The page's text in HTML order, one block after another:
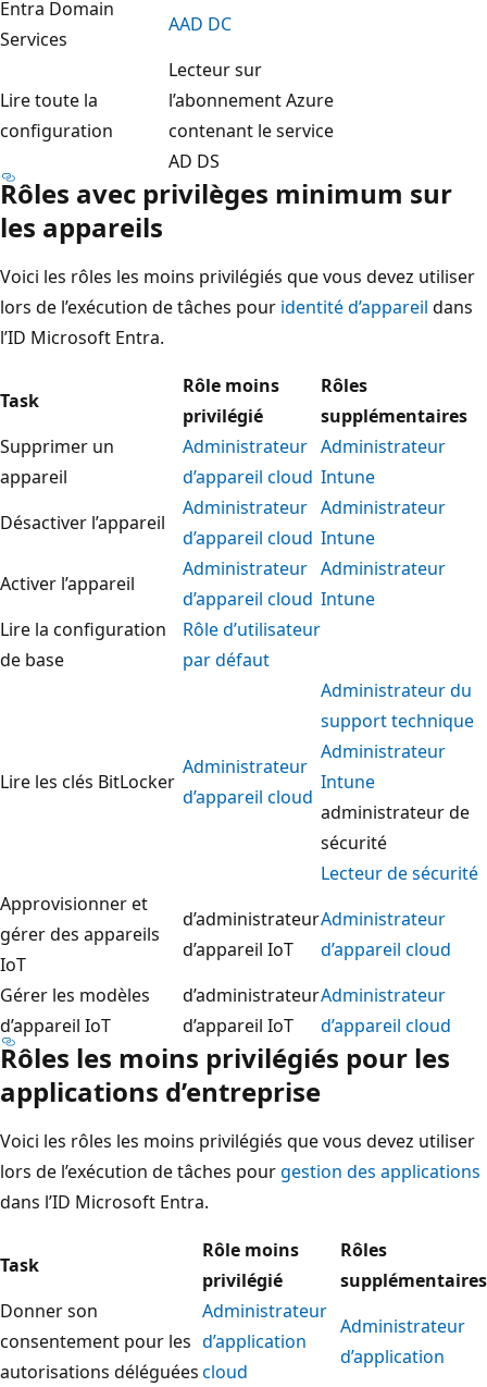
Entra Domain
Services
AAD DC
Lire toute la
configuration
Lecteur sur
l’abonnement Azure
contenant le service
AD DS
Rôles avec privilèges minimum sur
les appareils
Voici les rôles les moins privilégiés que vous devez utiliser
lors de l’exécution de tâches pour identité d’appareil dans
l’ID Microsoft Entra.
Task
Rôle moins
privilégié
Rôles
supplémentaires
Supprimer un
appareil
Administrateur
d’appareil cloud
Administrateur
Intune
Désactiver l’appareil
Administrateur
d’appareil cloud
Administrateur
Intune
Activer l’appareil
Administrateur
d’appareil cloud
Administrateur
Intune
Lire la configuration
de base
Rôle d’utilisateur
par défaut
Lire les clés BitLocker
Administrateur
d’appareil cloud
Administrateur du
support technique
Administrateur
Intune
administrateur de
sécurité
Lecteur de sécurité
Approvisionner et
gérer des appareils
IoT
d’administrateur
d’appareil IoT
Administrateur
d’appareil cloud
Gérer les modèles
d’appareil IoT
d’administrateur
d’appareil IoT
Administrateur
d’appareil cloud
Rôles les moins privilégiés pour les
applications d’entreprise
Voici les rôles les moins privilégiés que vous devez utiliser
lors de l’exécution de tâches pourgestion des applications
dans l’ID Microsoft Entra.
Task
Rôle moins
privilégié
Rôles
supplémentaires
Donner son
consentement pour les
autorisations déléguées
Administrateur
d’application
cloud
Administrateur
d’application